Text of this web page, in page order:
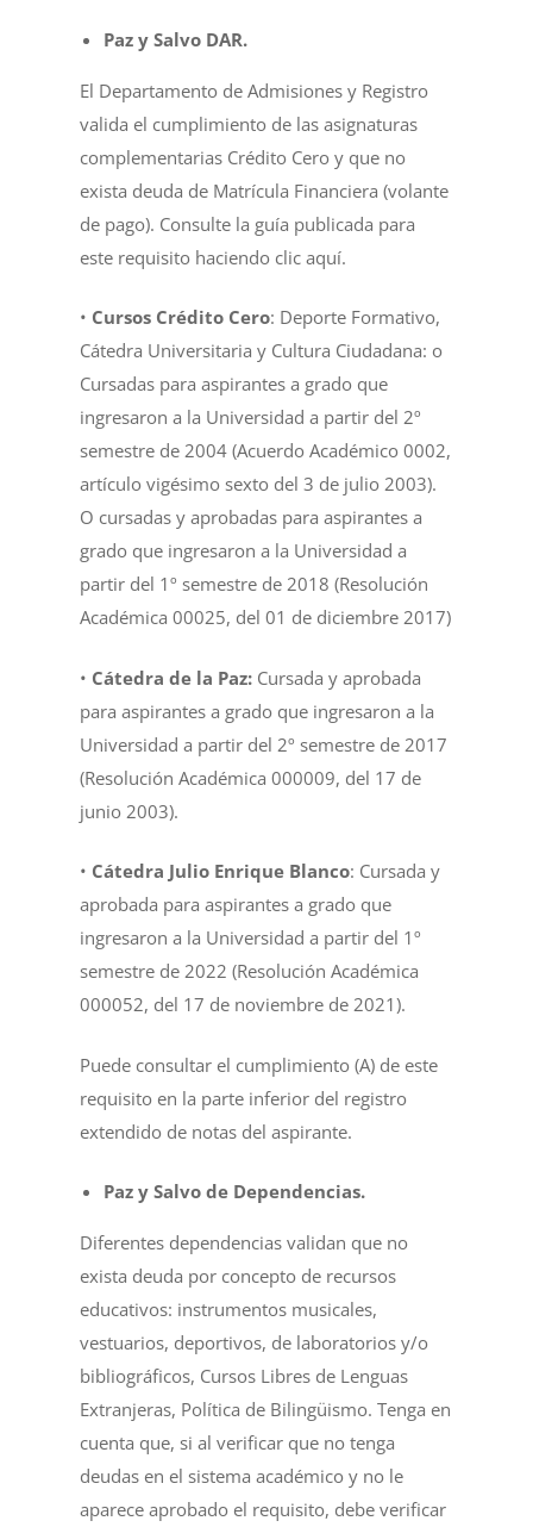
Paz y Salvo DAR.
El Departamento de Admisiones y Registro
valida el cumplimiento de las asignaturas
complementarias Crédito Cero y que no
exista deuda de Matrícula Financiera (volante
de pago). Consulte la guía publicada para
este requisito haciendo clic aquí.
• Cursos Crédito Cero: Deporte Formativo,
Cátedra Universitaria y Cultura Ciudadana: o
Cursadas para aspirantes a grado que
ingresaron a la Universidad a partir del 2º
semestre de 2004 (Acuerdo Académico 0002,
artículo vigésimo sexto del 3 de julio 2003).
O cursadas y aprobadas para aspirantes a
grado que ingresaron a la Universidad a
partir del 1º semestre de 2018 (Resolución
Académica 00025, del 01 de diciembre 2017)
• Cátedra de la Paz: Cursada y aprobada
para aspirantes a grado que ingresaron a la
Universidad a partir del 2º semestre de 2017
(Resolución Académica 000009, del 17 de
junio 2003).
• Cátedra Julio Enrique Blanco: Cursada y
aprobada para aspirantes a grado que
ingresaron a la Universidad a partir del 1º
semestre de 2022 (Resolución Académica
000052, del 17 de noviembre de 2021).
Puede consultar el cumplimiento (A) de este
requisito en la parte inferior del registro
extendido de notas del aspirante.
Paz y Salvo de Dependencias.
Diferentes dependencias validan que no
exista deuda por concepto de recursos
educativos: instrumentos musicales,
vestuarios, deportivos, de laboratorios y/o
bibliográficos, Cursos Libres de Lenguas
Extranjeras, Política de Bilingüismo. Tenga en
cuenta que, si al verificar que no tenga
deudas en el sistema académico y no le
aparece aprobado el requisito, debe verificar